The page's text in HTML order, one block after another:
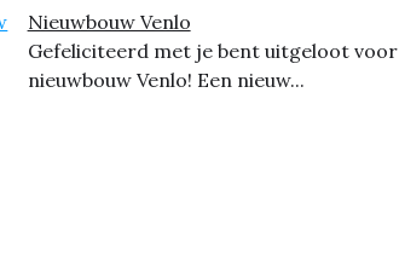
Nieuwbouw Venlo
Gefeliciteerd met je bent uitgeloot voor
nieuwbouw Venlo! Een nieuw...